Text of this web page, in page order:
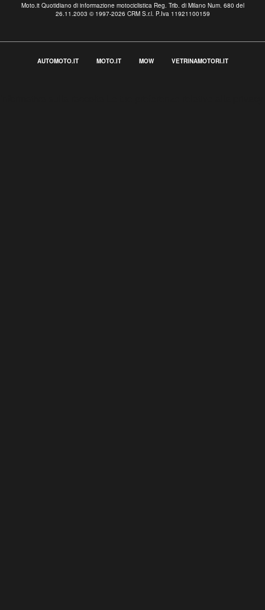
Moto.it Quotidiano di informazione motociclistica Reg. Trib. di Milano Num. 680 del
26.11.2003 © 1997-2026 CRM S.r.l. P.Iva 11921100159
AUTOMOTO.IT MOTO.IT MOW VETRINAMOTORI.IT